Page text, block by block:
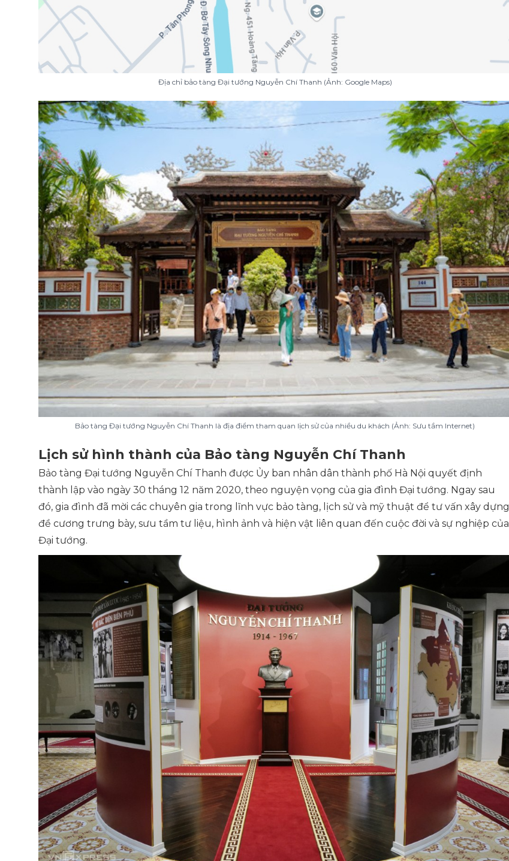
Địa chỉ bảo tàng Đại tướng Nguyễn Chí Thanh (Ảnh: Google Maps)
Bảo tàng Đại tướng Nguyễn Chí Thanh là địa điểm tham quan lịch sử của nhiều du khách (Ảnh: Sưu tầm Internet)
Lịch sử hình thành của Bảo tàng Nguyễn Chí Thanh
Bảo tàng Đại tướng Nguyễn Chí Thanh được Ủy ban nhân dân thành phố Hà Nội quyết định
thành lập vào ngày 30 tháng 12 năm 2020, theo nguyện vọng của gia đình Đại tướng. Ngay sau
đó, gia đình đã mời các chuyên gia trong lĩnh vực bảo tàng, lịch sử và mỹ thuật để tư vấn xây dựng
đề cương trưng bày, sưu tầm tư liệu, hình ảnh và hiện vật liên quan đến cuộc đời và sự nghiệp của
Đại tướng.